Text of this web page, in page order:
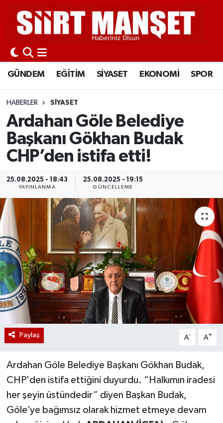
GÜNDEM EĞİTİM SİYASET EKONOMİ SPOR
HABERLER SİYASET
Ardahan Göle Belediye
Başkanı Gökhan Budak
CHP’den istifa etti!
25.08.2025 - 18:43
YAYINLANMA
25.08.2025 - 19:15
GÜNCELLEME
Paylaş A- A+
Ardahan Göle Belediye Başkanı Gökhan Budak,
CHP'den istifa ettiğini duyurdu. “Halkımın iradesi
her şeyin üstündedir” diyen Başkan Budak,
Göle’ye bağımsız olarak hizmet etmeye devam
GÜNDEM
EĞİTİM
SİYASET
EKONOMİ
SPOR
KÜLTÜR-SANAT
SAĞLIK-YAŞAM
Siirt Nöbetçi Eczaneler
Siirt Hava Durumu
Siirt Namaz Vakitleri
Siirt Trafik Yoğunluk Haritası
Süper Lig Puan Durumu ve Fikstür
Son Dakika Haberleri
Haber Arşivi